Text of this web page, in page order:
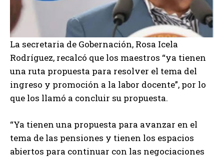
La secretaria de Gobernación, Rosa Icela
Rodríguez, recalcó que los maestros “ya tienen
una ruta propuesta para resolver el tema del
ingreso y promoción a la labor docente”, por lo
que los llamó a concluir su propuesta.
“Ya tienen una propuesta para avanzar en el
tema de las pensiones y tienen los espacios
abiertos para continuar con las negociaciones